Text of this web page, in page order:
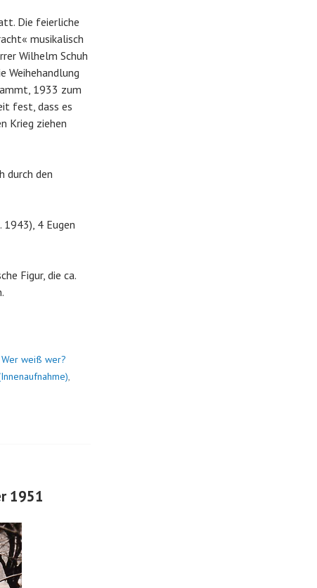
Die feierliche
musikalisch
Wilhelm Schuh
Weihehandlung
1933 zum
fest, dass es
Krieg ziehen
durch den
1943), 4 Eugen
Figur, die ca.
Wer weiß wer?
,
1951